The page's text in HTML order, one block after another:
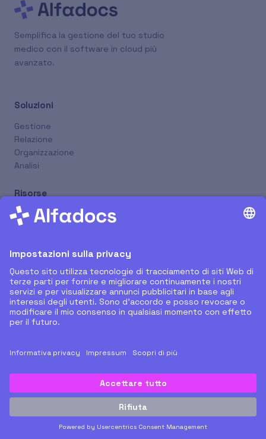
Semplifica la gestione del tuo studio
medico con il software in cloud più
avanzato.
Soluzioni
Gestione
Relazione
Organizzazione
Analisi
Risorse
Nuovi Rilasci
Supporto Remoto
Blog
Prenota Online
Azienda
Chi Siamo
Partner
Contatti
© 2026 AlfaDocs. Tutti i diritti riservati.